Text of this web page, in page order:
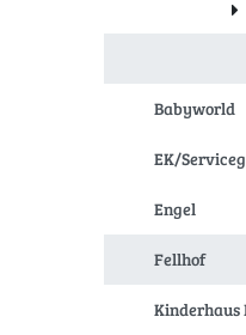
Babyworld
EK/
Engel
Fellhof
Kinderhaus